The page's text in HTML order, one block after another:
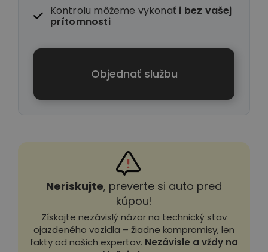
Kontrolu môžeme vykonať i bez vašej
prítomnosti
Objednať službu
Neriskujte, preverte si auto pred
kúpou!
Získajte nezávislý názor na technický stav
ojazdeného vozidla – žiadne kompromisy, len
fakty od našich expertov. Nezávisle a vždy na